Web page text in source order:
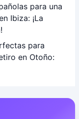
para una
Ibiza: ¡La
para
en Otoño: